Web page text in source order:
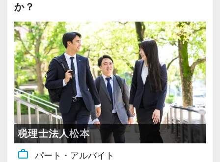
＜まずはカジュアル面談へ＞
・事前に気軽な面談を実施
・仕事内容やキャリアを相談可
・ざっくばらんに質問OK
・納得後に選考へ進めます
・入社時期は柔軟に対応
・半年～1年の調整も可能
まずはカジュアル面談からでも歓迎です
「応募する」からお気軽にご連絡ください。
充実した実務重視のOJTで、安心して職務経験
と知識をゼロから身に付けられます！
税務・会計の経験と知識を磨きながらステップ
アップを目指しませんか？
【対象業種100種以上！節税・融資・税務調査に
強い税理士法人です】
創業以来17年連続増収増益、顧問先数2500以
上、全国6拠点で安定的に成長中です。
お客様に事務所までご来社いただく来所型サー
ビスで、中小企業の経営を幅広くサポートして
か？
税理士法人松本
work_outline パート・アルバイト